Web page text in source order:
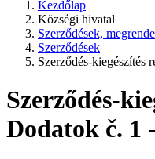
Kezdőlap
Községi hivatal
Szerződések,
Szerződések
Szerződés-kiegészítés
Szerződés-
Dodatok č. 1